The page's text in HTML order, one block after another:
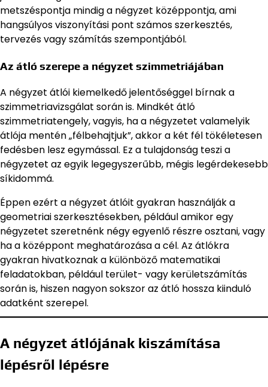
metszéspontja mindig a négyzet középpontja, ami
hangsúlyos viszonyítási pont számos szerkesztés,
tervezés vagy számítás szempontjából.
Az átló szerepe a négyzet szimmetriájában
A négyzet átlói kiemelkedő jelentőséggel bírnak a
szimmetriavizsgálat során is. Mindkét átló
szimmetriatengely, vagyis, ha a négyzetet valamelyik
átlója mentén „félbehajtjuk”, akkor a két fél tökéletesen
fedésben lesz egymással. Ez a tulajdonság teszi a
négyzetet az egyik legegyszerűbb, mégis legérdekesebb
síkidommá.
Éppen ezért a négyzet átlóit gyakran használják a
geometriai szerkesztésekben, például amikor egy
négyzetet szeretnénk négy egyenlő részre osztani, vagy
ha a középpont meghatározása a cél. Az átlókra
gyakran hivatkoznak a különböző matematikai
feladatokban, például terület- vagy kerületszámítás
során is, hiszen nagyon sokszor az átló hossza kiinduló
adatként szerepel.
A négyzet átlójának kiszámítása
lépésről lépésre